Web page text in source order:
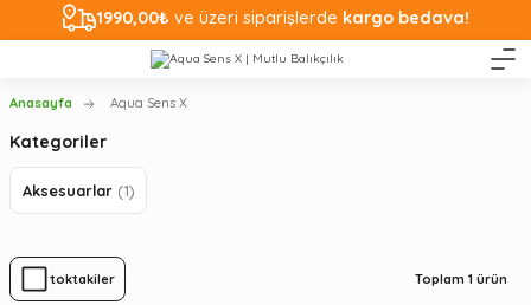
1990,00₺ ve üzeri siparişlerde kargo bedava!
Anasayfa Aqua Sens X
Kategoriler
Aksesuarlar (1)
Stoktakiler Toplam 1 ürün